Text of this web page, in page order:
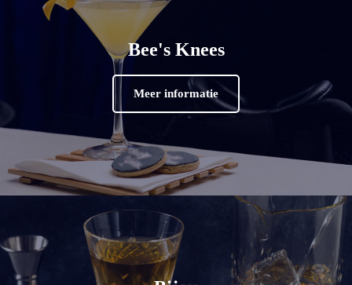
Bee's Knees
Meer informatie